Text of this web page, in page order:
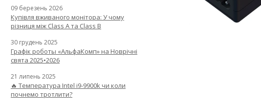
09 березень 2026
Купівля вживаного монітора: У чому
різниця між Class A та Class B
30 грудень 2025
Графік роботы «АльфаКомп» на Новрічні
свята 2025•2026
21 липень 2025
🔥 Температура Intel i9-9900k чи коли
почнемо тротлити?